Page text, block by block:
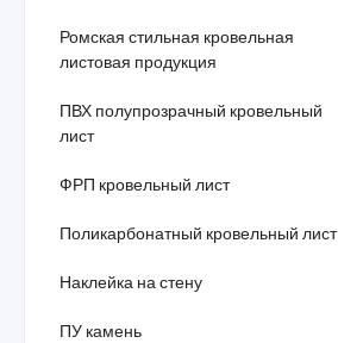
Ромская стильная кровельная
листовая продукция
ПВХ полупрозрачный кровельный
лист
ФРП кровельный лист
Поликарбонатный кровельный лист
Наклейка на стену
ПУ камень